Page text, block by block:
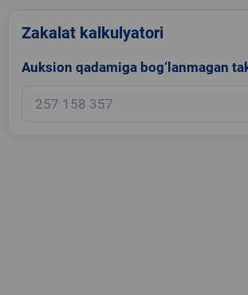
Zakalat kalkulyatori
Auksion qadamiga bog‘lanmagan